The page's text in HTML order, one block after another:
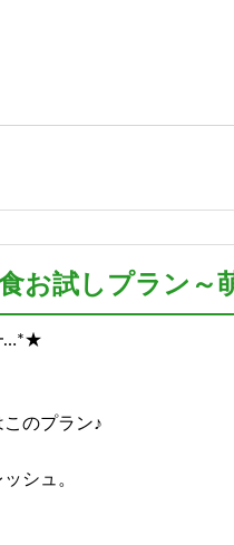
お試しプラン～
のプラン♪
シュ。